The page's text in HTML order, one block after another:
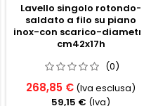
Lavello singolo rotondo-
saldato a filo su piano
inox-con scarico-diametro
cm42x17h
(0)
268,85 € (Iva esclusa)
59,15 € (Iva)